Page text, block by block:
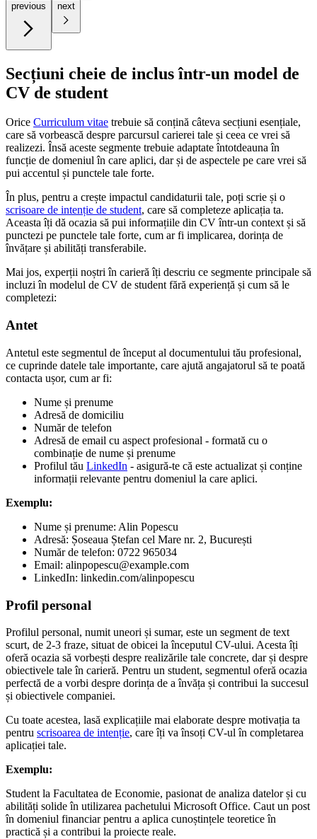
previous
next
Secțiuni cheie de inclus într-un model de
CV de student
Orice Curriculum vitae trebuie să conțină câteva secțiuni esențiale,
care să vorbească despre parcursul carierei tale și ceea ce vrei să
realizezi. Însă aceste segmente trebuie adaptate întotdeauna în
funcție de domeniul în care aplici, dar și de aspectele pe care vrei să
pui accentul și punctele tale forte.
În plus, pentru a crește impactul candidaturii tale, poți scrie și o
scrisoare de intenție de student, care să completeze aplicația ta.
Aceasta îți dă ocazia să pui informațiile din CV într-un context și să
punctezi pe punctele tale forte, cum ar fi implicarea, dorința de
învățare și abilități transferabile.
Mai jos, experții noștri în carieră îți descriu ce segmente principale să
incluzi în modelul de CV de student fără experiență și cum să le
completezi:
Antet
Antetul este segmentul de început al documentului tău profesional,
ce cuprinde datele tale importante, care ajută angajatorul să te poată
contacta ușor, cum ar fi:
Nume și prenume
Adresă de domiciliu
Număr de telefon
Adresă de email cu aspect profesional - formată cu o
combinație de nume și prenume
Profilul tău LinkedIn - asigură-te că este actualizat și conține
informații relevante pentru domeniul la care aplici.
Exemplu:
Nume și prenume: Alin Popescu
Adresă: Șoseaua Ștefan cel Mare nr. 2, București
Număr de telefon: 0722 965034
Email: alinpopescu@example.com
LinkedIn: linkedin.com/alinpopescu
Profil personal
Profilul personal, numit uneori și sumar, este un segment de text
scurt, de 2-3 fraze, situat de obicei la începutul CV-ului. Acesta îți
oferă ocazia să vorbești despre realizările tale concrete, dar și despre
obiectivele tale în carieră. Pentru un student, segmentul oferă ocazia
perfectă de a vorbi despre dorința de a învăța și contribui la succesul
și obiectivele companiei.
Cu toate acestea, lasă explicațiile mai elaborate despre motivația ta
pentru scrisoarea de intenție, care îți va însoți CV-ul în completarea
aplicației tale.
Exemplu:
Student la Facultatea de Economie, pasionat de analiza datelor și cu
abilități solide în utilizarea pachetului Microsoft Office. Caut un post
în domeniul financiar pentru a aplica cunoștințele teoretice în
practică și a contribui la proiecte reale.